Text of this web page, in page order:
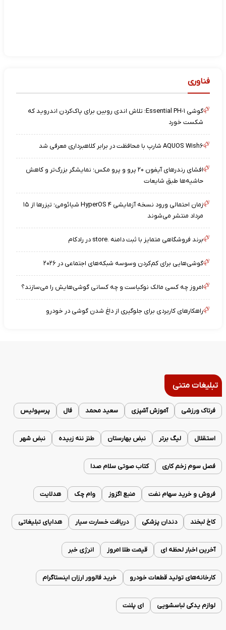
فناوری
گوشی Essential PH-۱؛ تلاش اندی روبین برای پاک‌کردن اندروید که
شکست خورد
AQUOS Wish۶ شارپ با محافظت در برابر کلاهبرداری معرفی شد
افشای رندرهای آیفون ۲۰ پرو و پرو مکس؛ نمایشگر بزرگ‌تر و کاهش
حاشیه‌ها طبق شایعات
زمان احتمالی ورود نسخه آزمایشی HyperOS ۴ شیائومی؛ تیزرها از ۱۵
مرداد منتشر می‌شوند
برند فروشگاهی متمایز با ثبت دامنه .store در رادکام
گوشی‌هایی برای کم‌کردن وسوسه شبکه‌های اجتماعی در ۲۰۲۶
امروز چه کسی مالک نوکیاست و چه کسانی گوشی‌هایش را می‌سازند؟
راهکارهای کاربردی برای جلوگیری از داغ شدن گوشی در خودرو
تبلیغات متنی
فرتاک ورزشی آموزش آشپزی سعید محمد فال پرسپولیس
استقلال لیگ برتر نبض بهارستان طنز ننه زبیده نبض شهر
فصل سوم زخم کاری کتاب صوتی سلام صدا
فروش و خرید سهام نفت منبع اگزوز وام چک هدلایت
کاخ لبخند دندان پزشکی دریافت خسارت سیار هدایای تبلیغاتی
آخرین اخبار لحظه ای قیمت طلا امروز انرژی خبر
کارخانه‌های تولید قطعات خودرو خرید فالوور ارزان اینستاگرام
لوازم یدکی لباسشویی ای پلنت